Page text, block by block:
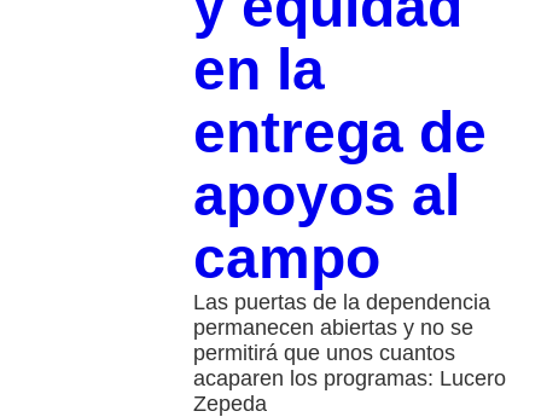
en la
entrega de
apoyos al
campo
Las puertas de la dependencia
permanecen abiertas y no se
permitirá que unos cuantos
acaparen los programas: Lucero
Zepeda